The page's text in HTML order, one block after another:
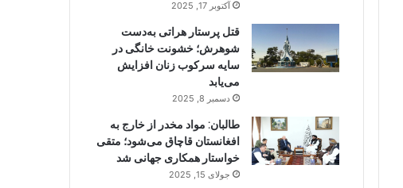
آکتوبر 17, 2025
قتل پرستار هراتی به‌دست
شوهرش؛ خشونت‌ خانگی در
سایه سرکوب زنان افزایش
می‌یابد
دسمبر 8, 2025
طالبان: مواد مخدر از خارج به
افغانستان قاچاق می‌شود؛ متقی
خواستار همکاری جهانی شد
جولای 15, 2025